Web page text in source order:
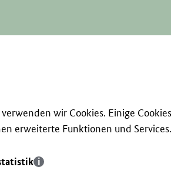
wir Cookies. Einige
erweiterte Funktionen und Services.